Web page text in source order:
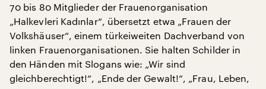
70 bis 80 Mitglieder der Frauenorganisation
„Halkevleri Kadınlar“, übersetzt etwa „Frauen der
Volkshäuser“, einem türkeiweiten Dachverband von
linken Frauenorganisationen. Sie halten Schilder in
den Händen mit Slogans wie: „Wir sind
gleichberechtigt!“, „Ende der Gewalt!“, „Frau, Leben,